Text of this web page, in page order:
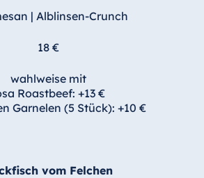
| Alblinsen-Crunch
18 €
wahlweise mit
Roastbeef: +13 €
Garnelen (5 Stück): +10 €
vom Felchen